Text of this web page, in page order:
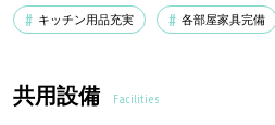
キッチン用品充実 各部屋家具完備
共用設備 Facilities